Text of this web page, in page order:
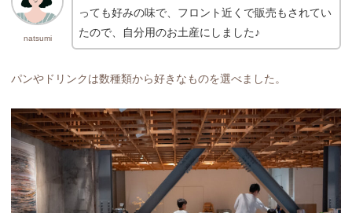
natsumi
っても好みの味で、フロント近くで販売もされてい
たので、自分用のお土産にしました♪
パンやドリンクは数種類から好きなものを選べました。